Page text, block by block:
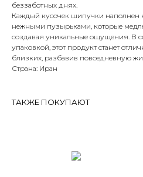
беззаботных днях.
Каждый кусочек шипучки
нежными пузырьками, которые
создавая уникальные ощущения. В
упаковкой, этот продукт станет
близких, разбавив повседневную
Страна: Иран
ТАКЖЕ ПОКУПАЮТ